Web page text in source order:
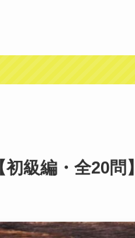
級編・全20問】